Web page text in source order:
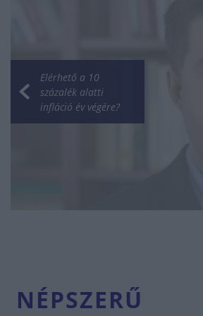
Elérhető a 10
százalék alatti
infláció év végére?
NÉPSZERŰ